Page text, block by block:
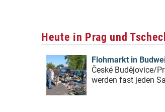
Heute in Prag und
Flohmarkt in
České Budějovice/
werden fast jeden